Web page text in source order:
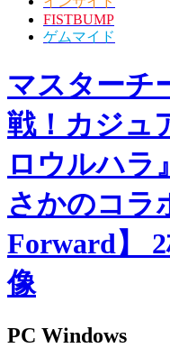
FISTBUMP
ゲムマイド
マスターチ
戦！カジュ
ロウルハラ
さかのコラ
Forward】
像
PC Windows